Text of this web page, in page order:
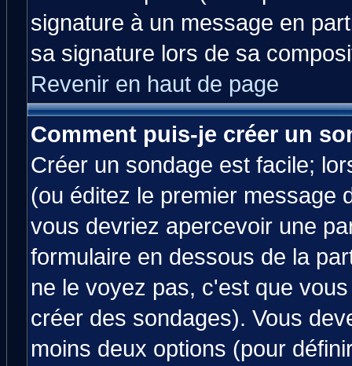
signature à un message en
sa signature lors de sa
Revenir en haut de page
Comment puis-je créer un
Créer un sondage est facile;
(ou éditez le premier message
vous devriez apercevoir une
formulaire en dessous de la
ne le voyez pas, c'est que
créer des sondages). Vous
moins deux options (pour